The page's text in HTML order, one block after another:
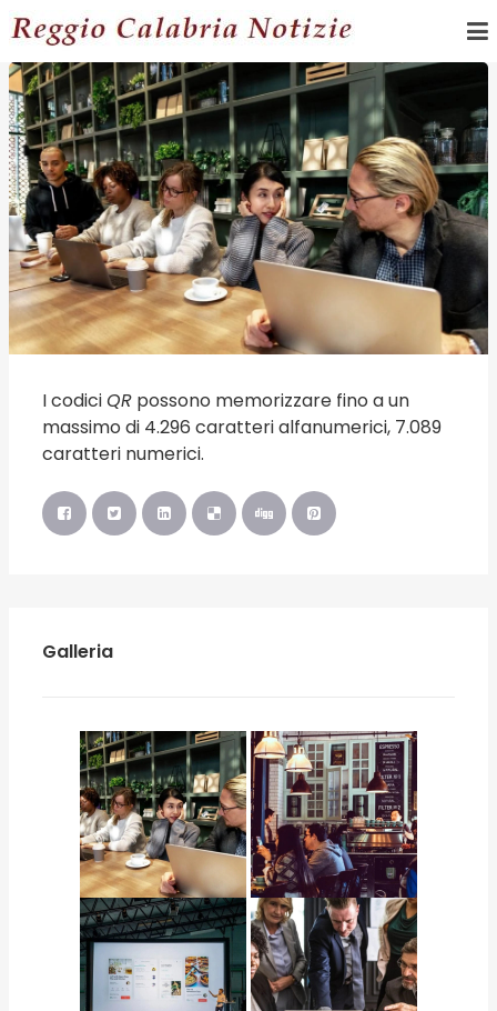
I codiciQR possono memorizzare fino a un
massimo di 4.296 caratteri alfanumerici, 7.089
caratteri numerici.
Galleria